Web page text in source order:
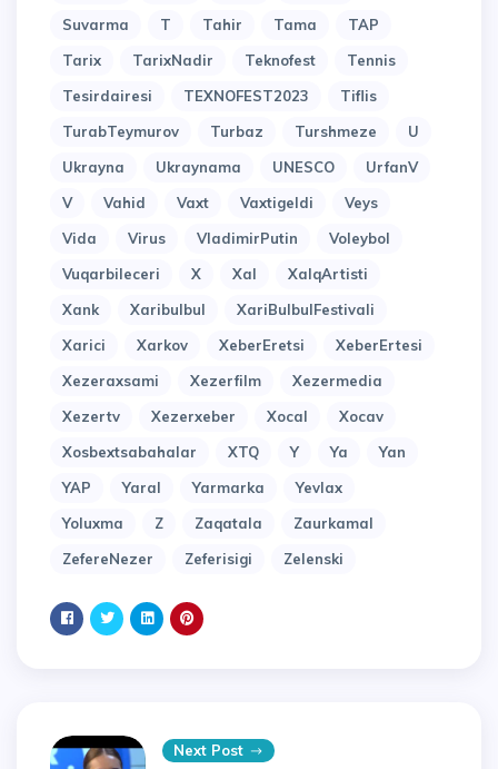
Suvarma T Tahir Tama
TAP
Tarix
TarixNadir Teknofest
Tennis
Tesirdairesi
TEXNOFEST2023
Tiflis
TurabTeymurov
Turbaz Turshmeze
U
Ukrayna
Ukraynama UNESCO
UrfanV
V
Vahid Vaxt Vaxtigeldi
Veys
Vida
Virus VladimirPutin
Voleybol
Vuqarbileceri
X Xal
XalqArtisti
Xank
Xaribulbul
XariBulbulFestivali
Xarici
Xarkov XeberEretsi
XeberErtesi
Xezeraxsami
Xezerfilm
Xezermedia
Xezertv
Xezerxeber Xocal
Xocav
Xosbextsabahalar
XTQ Y Ya
Yan
YAP
Yaral Yarmarka
Yevlax
Yoluxma
Z Zaqatala
Zaurkamal
ZefereNezer
Zeferisigi Zelenski
Next Post